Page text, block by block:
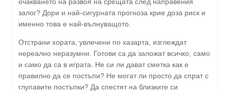
залог? Дори и най-сигурната прогноза крие доза риск и
именно това е най-вълнуващото.
Отстрани хората, увлечени по хазарта, изглеждат
нереално неразумни. Готови са да заложат всичко, само
и само да са в играта. Не си ли дават сметка как е
правилно да се постъпи? Не могат ли просто да спрат с
глупавите постъпки? Да спестят на близките си